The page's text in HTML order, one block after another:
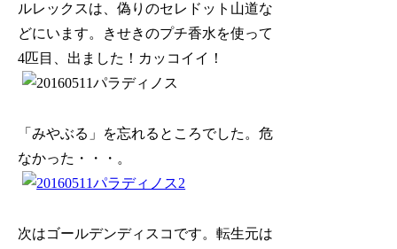
ルレックスは、偽りのセレドット山道な
どにいます。きせきのプチ香水を使って
4匹目、出ました！カッコイイ！
「みやぶる」を忘れるところでした。危
なかった・・・。
次はゴールデンディスコです。転生元は